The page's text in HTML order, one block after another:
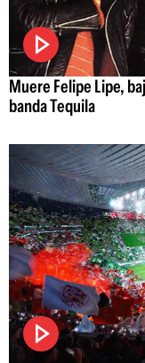
Muere Felipe Lipe,
banda Tequila